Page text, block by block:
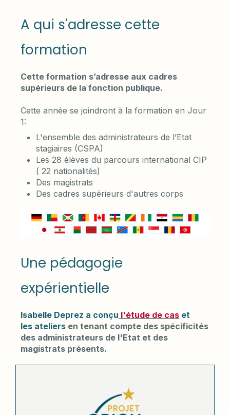
A qui s'adresse cette
formation
Cette formation s’adresse aux cadres
supérieurs de la fonction publique.
Cette année se joindront à la formation en Jour
1:
L'ensemble des administrateurs de l’Etat
stagiaires (CSPA)
Les 28 élèves du parcours international CIP
( 22 nationalités)
Des magistrats
Des cadres supérieurs d'autres corps
Une pédagogie
expérientielle
Isabelle Deprez a conçu l'étude de cas et
les ateliers en tenant compte des spécificités
des administrateurs de l'Etat et des
magistrats présents.